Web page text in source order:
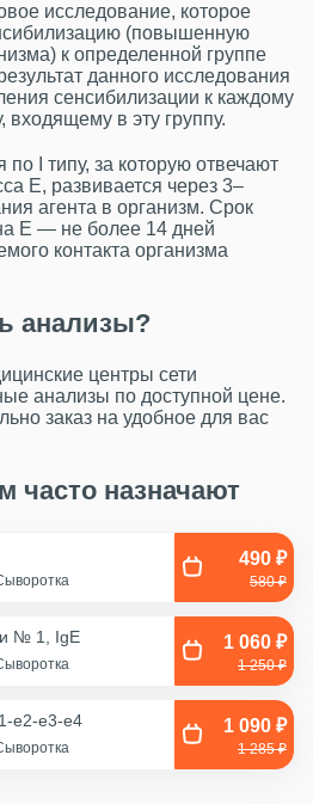
исследование, которое
(повышенную
к определенной группе
данного исследования
сенсибилизации к каждому
входящему в эту группу.
по I типу, за которую отвечают
Е, развивается через 3–
агента в организм. Срок
Е — не более 14 дней
контакта организма
анализы?
центры сети
анализы по доступной цене.
заказ на удобное для вас
часто назначают
490 ₽
580 ₽
№ 1, IgE 1 060 ₽
1 250 ₽
e2-e3-e4 1 090 ₽
1 285 ₽